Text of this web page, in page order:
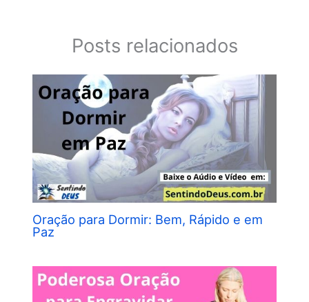
Posts relacionados
Oração para Dormir: Bem, Rápido e em
Paz